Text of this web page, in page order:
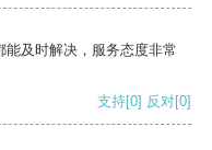
及时解决，服务态度非常
支持[0] 反对[0]